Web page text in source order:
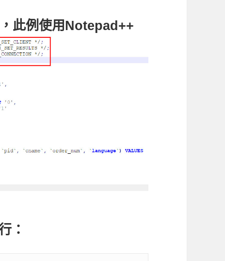
此例使用Notepad++
：